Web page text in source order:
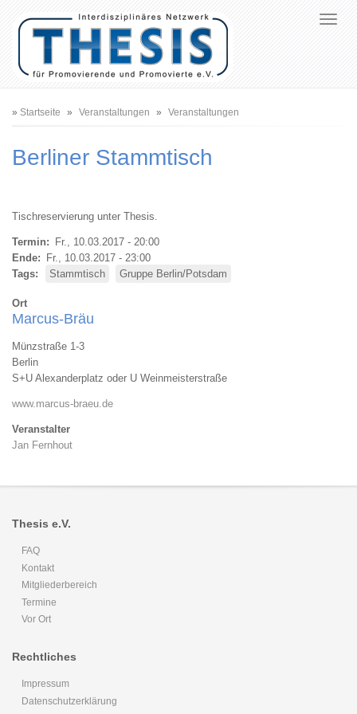
Pfadnavigation
Startseite Veranstaltungen Veranstaltungen
Berliner Stammtisch
Tischreservierung unter Thesis.
Termin
Fr., 10.03.2017 - 20:00
Ende
Fr., 10.03.2017 - 23:00
Tags
Stammtisch Gruppe Berlin/Potsdam
Ort
Marcus-Bräu
Münzstraße 1-3
Berlin
S+U Alexanderplatz oder U Weinmeisterstraße
www.marcus-braeu.de
Veranstalter
Jan Fernhout
Thesis e.V.
FAQ
Kontakt
Mitgliederbereich
Termine
Vor Ort
Rechtliches
Impressum
Datenschutzerklärung